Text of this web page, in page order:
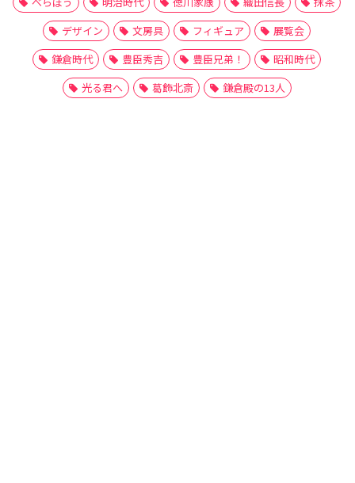
デザイン
文房具 フィギュア
展覧会
鎌倉時代
豊臣秀吉 豊臣兄弟！
昭和時代
光る君へ
葛飾北斎 鎌倉殿の13人